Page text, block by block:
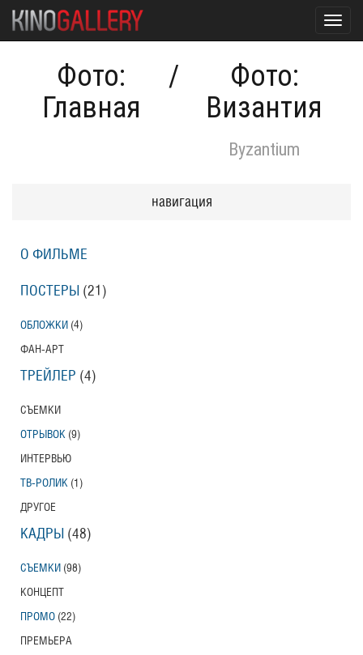
Фото:
Главная
/
Фото:
Византия
Byzantium
навигация
О ФИЛЬМЕ
ПОСТЕРЫ (21)
ОБЛОЖКИ (4)
ФАН-АРТ
ТРЕЙЛЕР (4)
СЪЕМКИ
ОТРЫВОК (9)
ИНТЕРВЬЮ
ТВ-РОЛИК (1)
ДРУГОЕ
КАДРЫ (48)
СЪЕМКИ (98)
КОНЦЕПТ
ПРОМО (22)
ПРЕМЬЕРА